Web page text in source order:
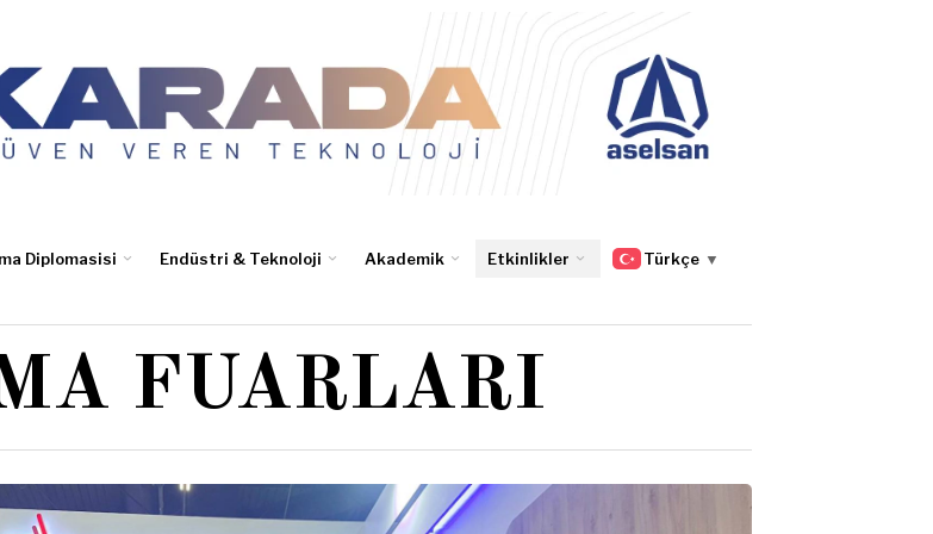
Diplomasisi Endüstri & Teknoloji Akademik Etkinlikler Türkçe ▼
FUARLARI